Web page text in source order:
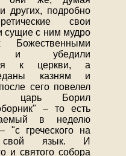
других, подробно
свои
сущие с ним мудро
Божественными
и убедили
к церкви, а
казням и
сего повелел
царь Борил
– то есть
в неделю
"с греческого на
свой язык. И
и святого собора